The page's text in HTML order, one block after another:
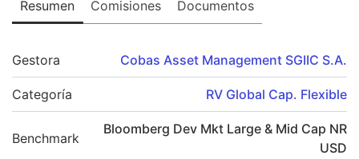
Resumen Comisiones Documentos
Gestora Cobas Asset Management SGIIC S.A.
Categoría RV Global Cap. Flexible
Benchmark
Bloomberg Dev Mkt Large & Mid Cap NR
USD